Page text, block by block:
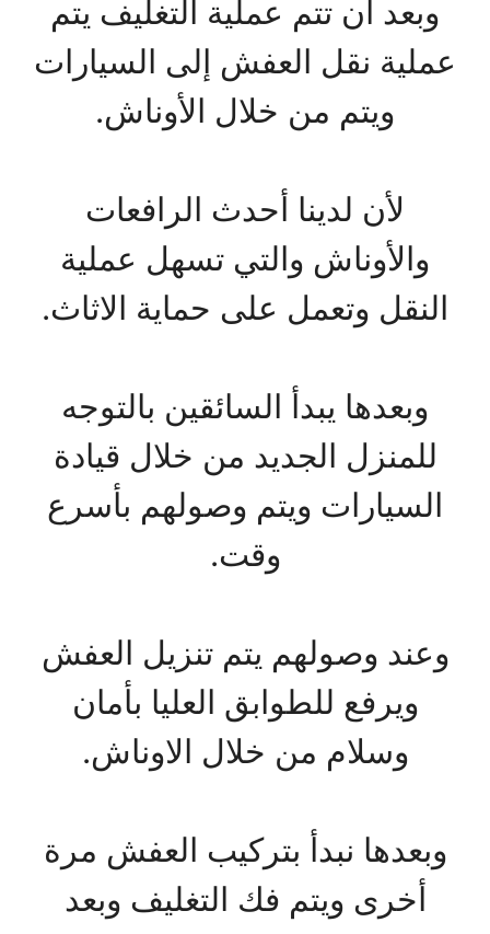
وبعد أن تتم عملية التغليف يتم
عملية نقل العفش إلى السيارات
ويتم من خلال الأوناش.
لأن لدينا أحدث الرافعات
والأوناش والتي تسهل عملية
النقل وتعمل على حماية الاثاث.
وبعدها يبدأ السائقين بالتوجه
للمنزل الجديد من خلال قيادة
السيارات ويتم وصولهم بأسرع
وقت.
وعند وصولهم يتم تنزيل العفش
ويرفع للطوابق العليا بأمان
وسلام من خلال الاوناش.
وبعدها نبدأ بتركيب العفش مرة
أخرى ويتم فك التغليف وبعد